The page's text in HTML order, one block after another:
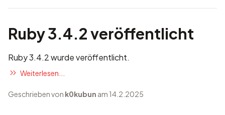
Ruby 3.4.2 veröffentlicht
Ruby 3.4.2 wurde veröffentlicht.
Weiterlesen...
Geschrieben von k0kubun am 14.2.2025